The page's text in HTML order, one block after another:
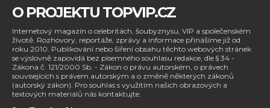
O PROJEKTU TOPVIP.CZ
Internetový magazín o celebritách, šoubyznysu, VIP a společenském
životě. Rozhovory, reportáže, zprávy a informace přinášíme již od
roku 2010. Publikování nebo šíření obsahu těchto webových stránek
se výslovně zapovídá bez písemného souhlasu redakce, dle § 34 -
Zákona č. 121/2000 Sb. - Zákon o právu autorském, o právech
souvisejících s právem autorským a o změně některých zákonů
(autorský zákon). Pro souhlas s využitím našich obrazových a
textových materiálů nás kontaktujte.